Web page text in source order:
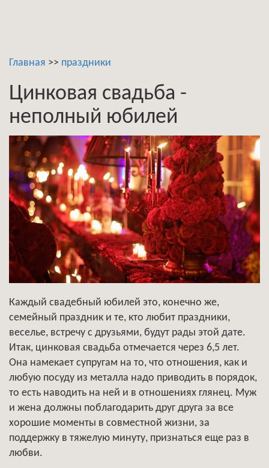
Главная >> праздники
Цинковая свадьба -
неполный юбилей
Каждый свадебный юбилей это, конечно же,
семейный праздник и те, кто любит праздники,
веселье, встречу с друзьями, будут рады этой дате.
Итак, цинковая свадьба отмечается через 6,5 лет.
Она намекает супругам на то, что отношения, как и
любую посуду из металла надо приводить в порядок,
то есть наводить на ней и в отношениях глянец. Муж
и жена должны поблагодарить друг друга за все
хорошие моменты в совместной жизни, за
поддержку в тяжелую минуту, признаться еще раз в
любви.